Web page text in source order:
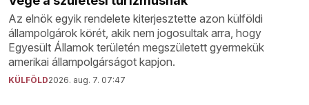
Az elnök egyik rendelete kiterjesztette azon külföldi
állampolgárok körét, akik nem jogosultak arra, hogy
Egyesült Államok területén megszületett gyermekük
amerikai állampolgárságot kapjon.
KÜLFÖLD2026. aug. 7. 07:47